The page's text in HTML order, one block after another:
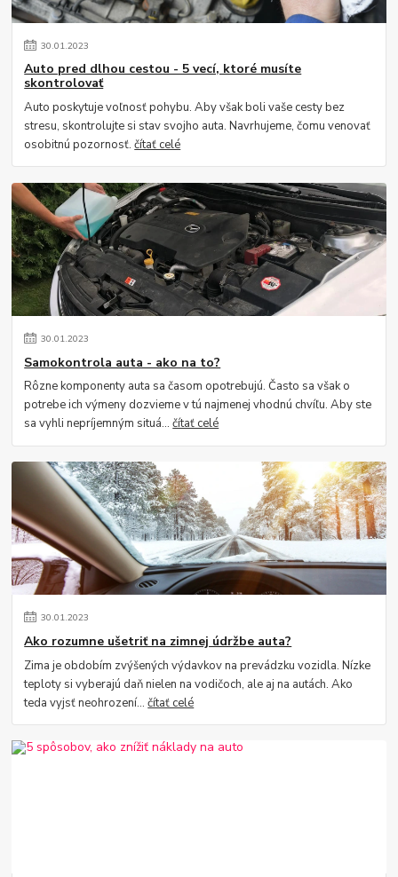
30.01.2023
Auto pred dlhou cestou - 5 vecí, ktoré musíte
skontrolovať
Auto poskytuje voľnosť pohybu. Aby však boli vaše cesty bez
stresu, skontrolujte si stav svojho auta. Navrhujeme, čomu venovať
osobitnú pozornosť.čítať celé
30.01.2023
Samokontrola auta - ako na to?
Rôzne komponenty auta sa časom opotrebujú. Často sa však o
potrebe ich výmeny dozvieme v tú najmenej vhodnú chvíľu. Aby ste
sa vyhli nepríjemným situá...čítať celé
30.01.2023
Ako rozumne ušetriť na zimnej údržbe auta?
Zima je obdobím zvýšených výdavkov na prevádzku vozidla. Nízke
teploty si vyberajú daň nielen na vodičoch, ale aj na autách. Ako
teda vyjsť neohrození...čítať celé